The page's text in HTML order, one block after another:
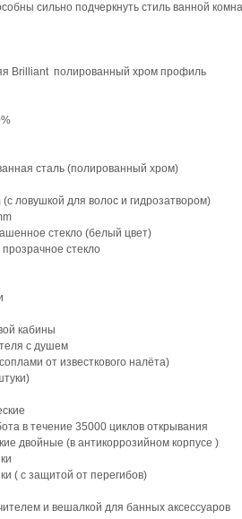
сильно подчеркнуть стиль ванной
Brilliant полированный хром профиль
сталь (полированный хром)
ловушкой для волос и гидрозатвором)
стекло (белый цвет)
стекло
кабины
с душем
от известкового налёта)
в течение 35000 циклов открывания
двойные (в антикоррозийном корпусе )
( с защитой от перегибов)
и вешалкой для банных аксессуаров